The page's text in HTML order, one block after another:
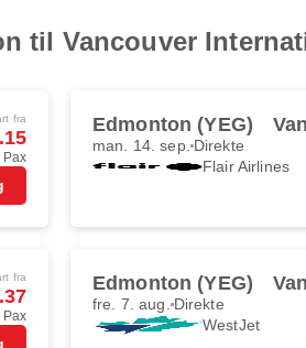
til Vancouver
fra
Pax
Edmonton (YEG)
man. 14. sep. Direkte
Flair Airlines
fra
Pax
Edmonton (YEG)
fre. 7. aug. Direkte
WestJet